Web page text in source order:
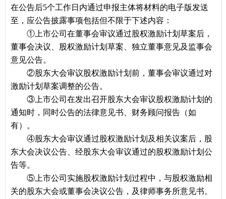
在公告后5个工作日内通过申报主体将材料的电子版发送
至，应公告披露事项包括但不限于下述内容：
①上市公司在董事会审议通过股权激励计划草案后，
董事会决议、股权激励计划草案、独立董事意见及监事会
意见公告。
②股东大会审议股权激励计划前，董事会审议通过对
激励计划草案调整的公告。
③上市公司在发出召开股东大会审议股权激励计划的
通知时，同时公告的法律意见书、财务顾问报告（如
有）。
④股东大会审议通过股权激励计划及相关议案后，股
东大会决议公告、经股东大会审议通过的股权激励计划公
告等。
⑤上市公司实施股权激励计划过程中，与股权激励相
关的股东大会或董事会决议公告，及律师事务所意见书。